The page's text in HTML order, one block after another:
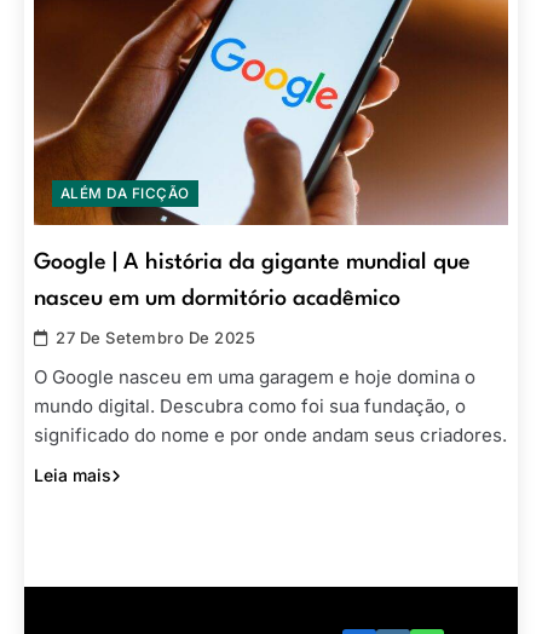
ALÉM DA FICÇÃO
Google | A história da gigante mundial que
nasceu em um dormitório acadêmico
27 De Setembro De 2025
O Google nasceu em uma garagem e hoje domina o
mundo digital. Descubra como foi sua fundação, o
significado do nome e por onde andam seus criadores.
Leia mais